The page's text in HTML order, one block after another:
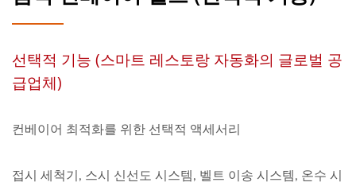
선택적 기능 (스마트 레스토랑 자동화의 글로벌 공
급업체)
컨베이어 최적화를 위한 선택적 액세서리
접시 세척기, 스시 신선도 시스템, 벨트 이송 시스템, 온수 시